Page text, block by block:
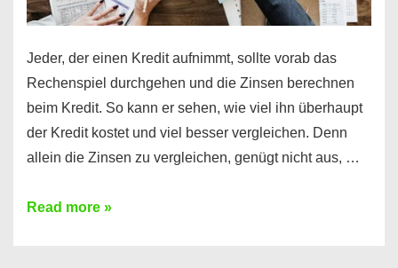
Jeder, der einen Kredit aufnimmt, sollte vorab das
Rechenspiel durchgehen und die Zinsen berechnen
beim Kredit. So kann er sehen, wie viel ihn überhaupt
der Kredit kostet und viel besser vergleichen. Denn
allein die Zinsen zu vergleichen, genügt nicht aus, …
Ganz
Read more »